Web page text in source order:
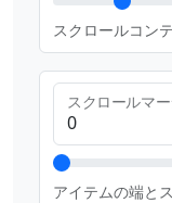
スクロールコン
スクロールマ
アイテムの端と